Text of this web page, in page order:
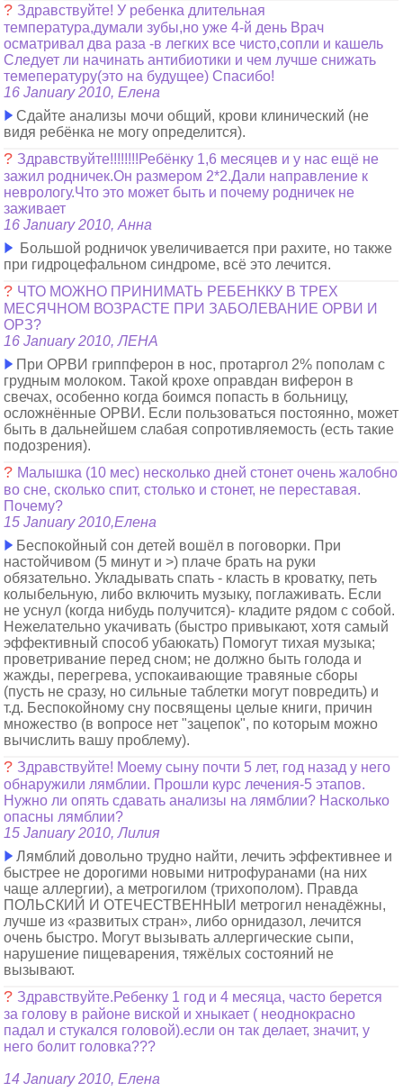
? Здравствуйте! У ребенка длительная
температура,думали зубы,но уже 4-й день Врач
осматривал два раза -в легких все чисто,сопли и кашель
Следует ли начинать антибиотики и чем лучше снижать
темепературу(это на будущее) Спасибо!
16 January 2010, Елена
Сдайте анализы мочи общий, крови клинический (не
видя ребёнка не могу определится).
? Здравствуйте!!!!!!!!Ребёнку 1,6 месяцев и у нас ещё не
зажил родничек.Он размером 2*2.Дали направление к
неврологу.Что это может быть и почему родничек не
заживает
16 January 2010, Анна
Большой родничок увеличивается при рахите, но также
при гидроцефальном синдроме, всё это лечится.
? ЧТО МОЖНО ПРИНИМАТЬ РЕБЕНККУ В ТРЕХ
МЕСЯЧНОМ ВОЗРАСТЕ ПРИ ЗАБОЛЕВАНИЕ ОРВИ И
ОРЗ?
16 January 2010, ЛЕНА
При ОРВИ гриппферон в нос, протаргол 2% пополам с
грудным молоком. Такой крохе оправдан виферон в
свечах, особенно когда боимся попасть в больницу,
осложнённые ОРВИ. Если пользоваться постоянно, может
быть в дальнейшем слабая сопротивляемость (есть такие
подозрения).
? Малышка (10 мес) несколько дней стонет очень жалобно
во сне, сколько спит, столько и стонет, не переставая.
Почему?
15 January 2010,Елена
Беспокойный сон детей вошёл в поговорки. При
настойчивом (5 минут и >) плаче брать на руки
обязательно. Укладывать спать - класть в кроватку, петь
колыбельную, либо включить музыку, поглаживать. Если
не уснул (когда нибудь получится)- кладите рядом с собой.
Нежелательно укачивать (быстро привыкают, хотя самый
эффективный способ убаюкать) Помогут тихая музыка;
проветривание перед сном; не должно быть голода и
жажды, перегрева, успокаивающие травяные сборы
(пусть не сразу, но сильные таблетки могут повредить) и
т.д. Беспокойному сну посвящены целые книги, причин
множество (в вопросе нет "зацепок", по которым можно
вычислить вашу проблему).
? Здравствуйте! Моему сыну почти 5 лет, год назад у него
обнаружили лямблии. Прошли курс лечения-5 этапов.
Нужно ли опять сдавать анализы на лямблии? Насколько
опасны лямблии?
15 January 2010, Лилия
Лямблий довольно трудно найти, лечить эффективнее и
быстрее не дорогими новыми нитрофуранами (на них
чаще аллергии), а метрогилом (трихополом). Правда
ПОЛЬСКИЙ И ОТЕЧЕСТВЕННЫИ метрогил ненадёжны,
лучше из «развитых стран», либо орнидазол, лечится
очень быстро. Могут вызывать аллергические сыпи,
нарушение пищеварения, тяжёлых состояний не
вызывают.
? Здравствуйте.Ребенку 1 год и 4 месяца, часто берется
за голову в районе виской и хныкает ( неоднокрасно
падал и стукался головой).если он так делает, значит, у
него болит головка???
14 January 2010, Елена